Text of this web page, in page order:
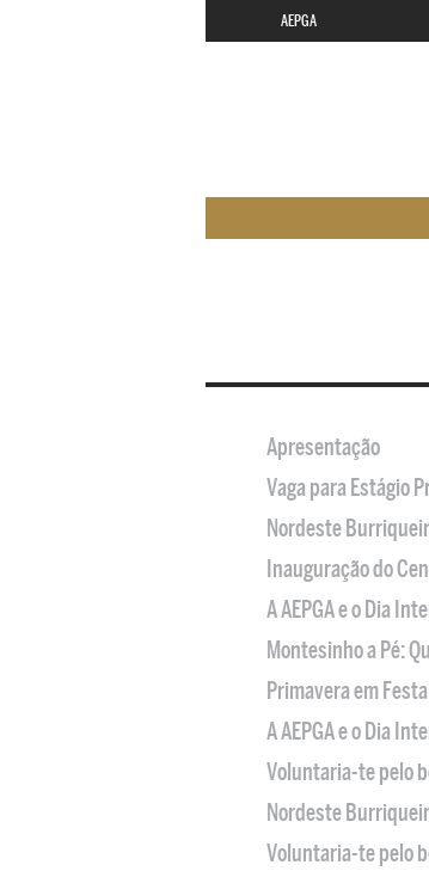
AEPGA
Apresentação
Vaga para Estágio
Nordeste
Inauguração do
A AEPGA e o Dia
Montesinho a Pé:
Primavera em
A AEPGA e o Dia
Voluntaria-te pelo
Nordeste
Voluntaria-te pelo